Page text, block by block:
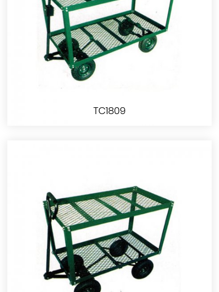
TC1809